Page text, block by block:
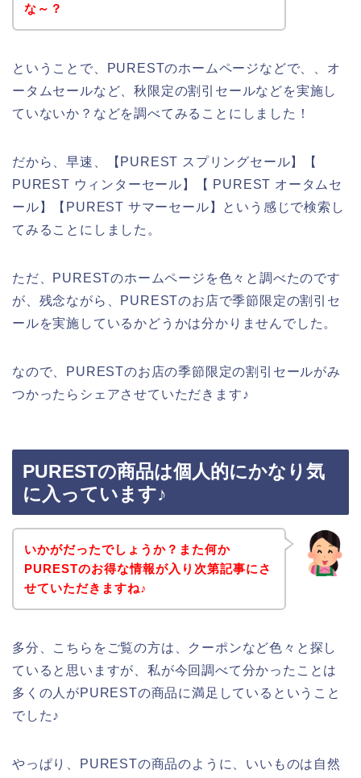
な～？
ということで、PURESTのホームページなどで、、オ
ータムセールなど、秋限定の割引セールなどを実施し
ていないか？などを調べてみることにしました！
だから、早速、【PUREST スプリングセール】【
PUREST ウィンターセール】【 PUREST オータムセ
ール】【PUREST サマーセール】という感じで検索し
てみることにしました。
ただ、PURESTのホームページを色々と調べたのです
が、残念ながら、PURESTのお店で季節限定の割引セ
ールを実施しているかどうかは分かりませんでした。
なので、PURESTのお店の季節限定の割引セールがみ
つかったらシェアさせていただきます♪
PURESTの商品は個人的にかなり気
に入っています♪
いかがだったでしょうか？また何か
PURESTのお得な情報が入り次第記事にさ
せていただきますね♪
多分、こちらをご覧の方は、クーポンなど色々と探し
ていると思いますが、私が今回調べて分かったことは
多くの人がPURESTの商品に満足しているということ
でした♪
やっぱり、PURESTの商品のように、いいものは自然